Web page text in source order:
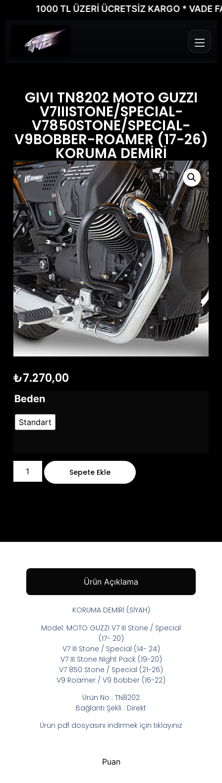
1000 TL ÜZERİ ÜCRETSİZ KARGO * VADE
GIVI TN8202 MOTO GUZZI
V7IIISTONE/SPECIAL-
V7850STONE/SPECIAL-
V9BOBBER-ROAMER (17-26)
KORUMA DEMİRİ
₺7.270,00
Beden
Standart
Sepete Ekle
Ürün Açıklama
Puan
KORUMA DEMİRİ (SİYAH)
Model: MOTO GUZZI V7 III Stone / Special
(17- 20)
V7 III Stone / Special (14- 24)
V7 III Stone Night Pack (19-20)
V7 850 Stone / Special (21-26)
V9 Roamer / V9 Bobber (16-22)
Ürün No : TN8202
Bağlantı Şekli : Direkt
Ürün pdf dosyasını indirmek için tıklayınız